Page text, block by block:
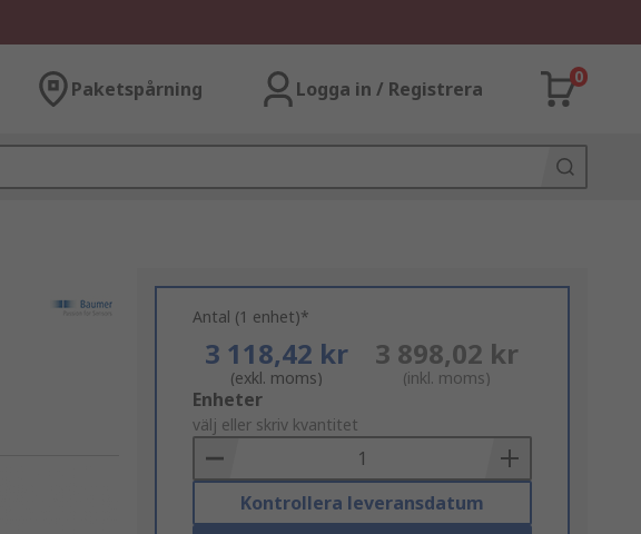
Paketspårning Logga in / Registrera
0
Antal (1 enhet)*
3 118,42 kr
(exkl. moms)
3 898,02 kr
(inkl. moms)
Add
to
Basket
Enheter
välj eller skriv kvantitet
Kontrollera leveransdatum